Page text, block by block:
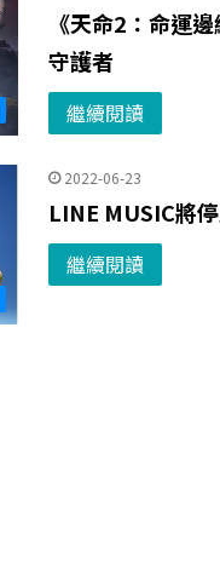
《天命2：命運
守護者
繼續閱讀
2022-06-23
LINE MUSIC將
繼續閱讀